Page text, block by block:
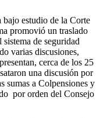
estudio de la Corte
promovió un traslado
de seguridad
varias discusiones,
cerca de los 25
una discusión por
sumas a Colpensiones y
por orden del Consejo